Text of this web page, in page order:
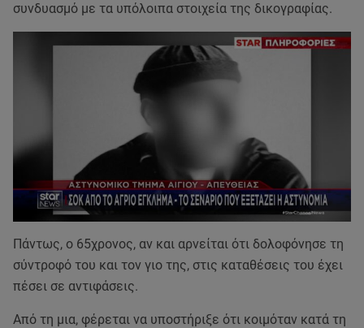
συνδυασμό με τα υπόλοιπα στοιχεία της δικογραφίας.
Πάντως, ο 65χρονος, αν και αρνείται ότι δολοφόνησε τη
σύντροφό του και τον γιο της, στις καταθέσεις του έχει
πέσει σε αντιφάσεις.
Από τη μια, φέρεται να υποστήριξε ότι κοιμόταν κατά τη